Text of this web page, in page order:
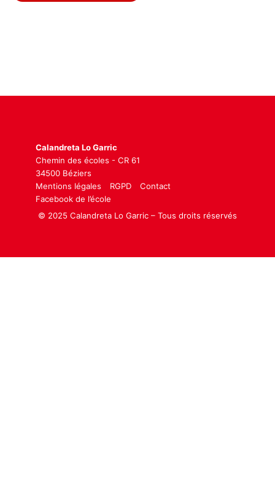
Calandreta Lo Garric
Chemin des écoles - CR 61
34500 Béziers
Mentions légales
RGPD
Contact
Facebook de l’école
© 2025 Calandreta Lo Garric – Tous droits réservés